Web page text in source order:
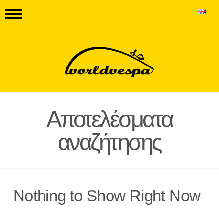
Αποτελέσματα
αναζήτησης
Nothing to Show Right Now